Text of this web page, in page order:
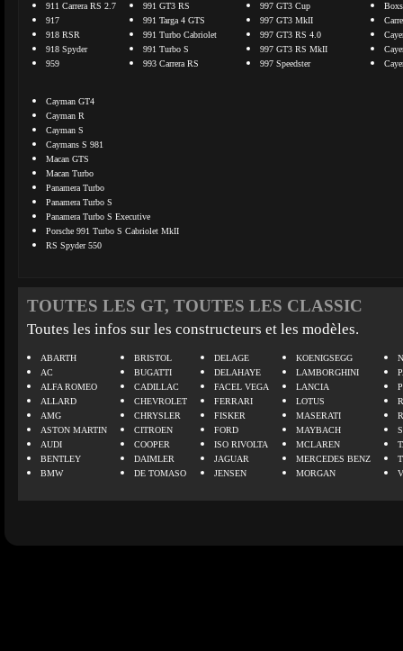
911 Carrera RS 2.7
917
918 RSR
918 Spyder
959
991 GT3 RS
991 Targa 4 GTS
991 Turbo Cabriolet
991 Turbo S
993 Carrera RS
997 GT3 Cup
997 GT3 MkII
997 GT3 RS 4.0
997 GT3 RS MkII
997 Speedster
Cayman GT4
Cayman R
Cayman S
Caymans S 981
Macan GTS
Macan Turbo
Panamera Turbo
Panamera Turbo S
Panamera Turbo S Executive
Porsche 991 Turbo S Cabriolet MkII
RS Spyder 550
TOUTES LES GT, TOUTES LES CLASSIC
Toutes les infos sur les constructeurs et les modèles.
ABARTH
AC
ALFA ROMEO
ALLARD
AMG
ASTON MARTIN
AUDI
BENTLEY
BMW
BRISTOL
BUGATTI
CADILLAC
CHEVROLET
CHRYSLER
CITROEN
COOPER
DAIMLER
DE TOMASO
DELAGE
DELAHAYE
FACEL VEGA
FERRARI
FISKER
FORD
ISO RIVOLTA
JAGUAR
JENSEN
KOENIGSEGG
LAMBORGHINI
LANCIA
LOTUS
MASERATI
MAYBACH
MCLAREN
MERCEDES BENZ
MORGAN